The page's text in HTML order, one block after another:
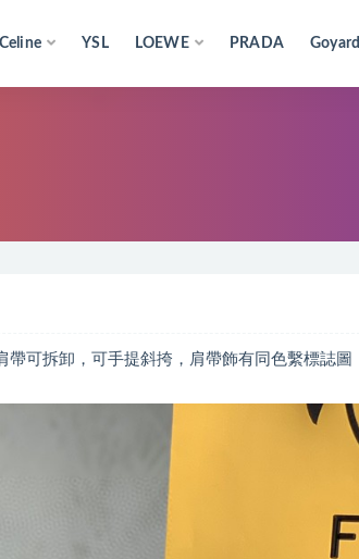
Celine YSL LOEWE PRADA Goyard
可拆卸，可手提斜挎，肩帶飾有同色繫標誌圖